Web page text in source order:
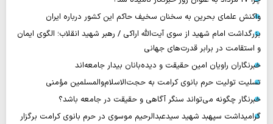
واکنش علمای بحرین به سخنان سخیف حاکم این کشور درباره ایران
بزرگداشت امام شهید از سوی آیت‌الله اراکی / رهبر شهید انقلاب؛ الگوی ایمان
و استقامت در برابر قدرت‌های جهانی
خبرنگاران راویان امین حقیقت و دیده‌بانان بیدار جامعه‌اند
تسلیت تولیت حرم بانوی کرامت به حجت‌الاسلام‌والمسلمین مؤمنی
خبرنگار چگونه می‌تواند سنگر آگاهی و حقیقت در جامعه باشد؟
گرامیداشت سپهبد شهید سیدعبدالرحیم موسوی در حرم بانوی کرامت برگزار